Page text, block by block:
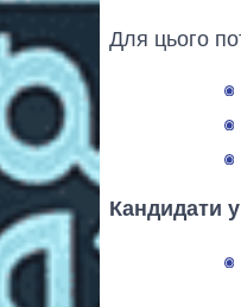
Для цього
Кандидати